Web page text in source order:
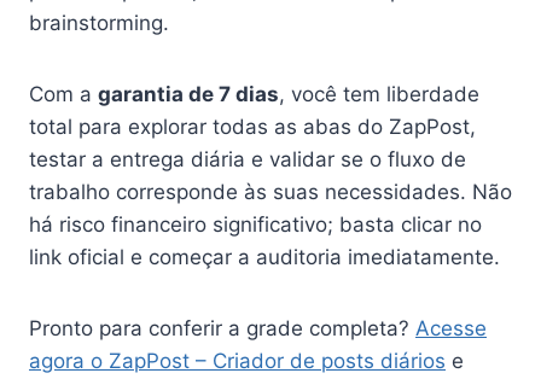
brainstorming.
Com a garantia de 7 dias, você tem liberdade
total para explorar todas as abas do ZapPost,
testar a entrega diária e validar se o fluxo de
trabalho corresponde às suas necessidades. Não
há risco financeiro significativo; basta clicar no
link oficial e começar a auditoria imediatamente.
Pronto para conferir a grade completa? Acesse
agora o ZapPost – Criador de posts diários e